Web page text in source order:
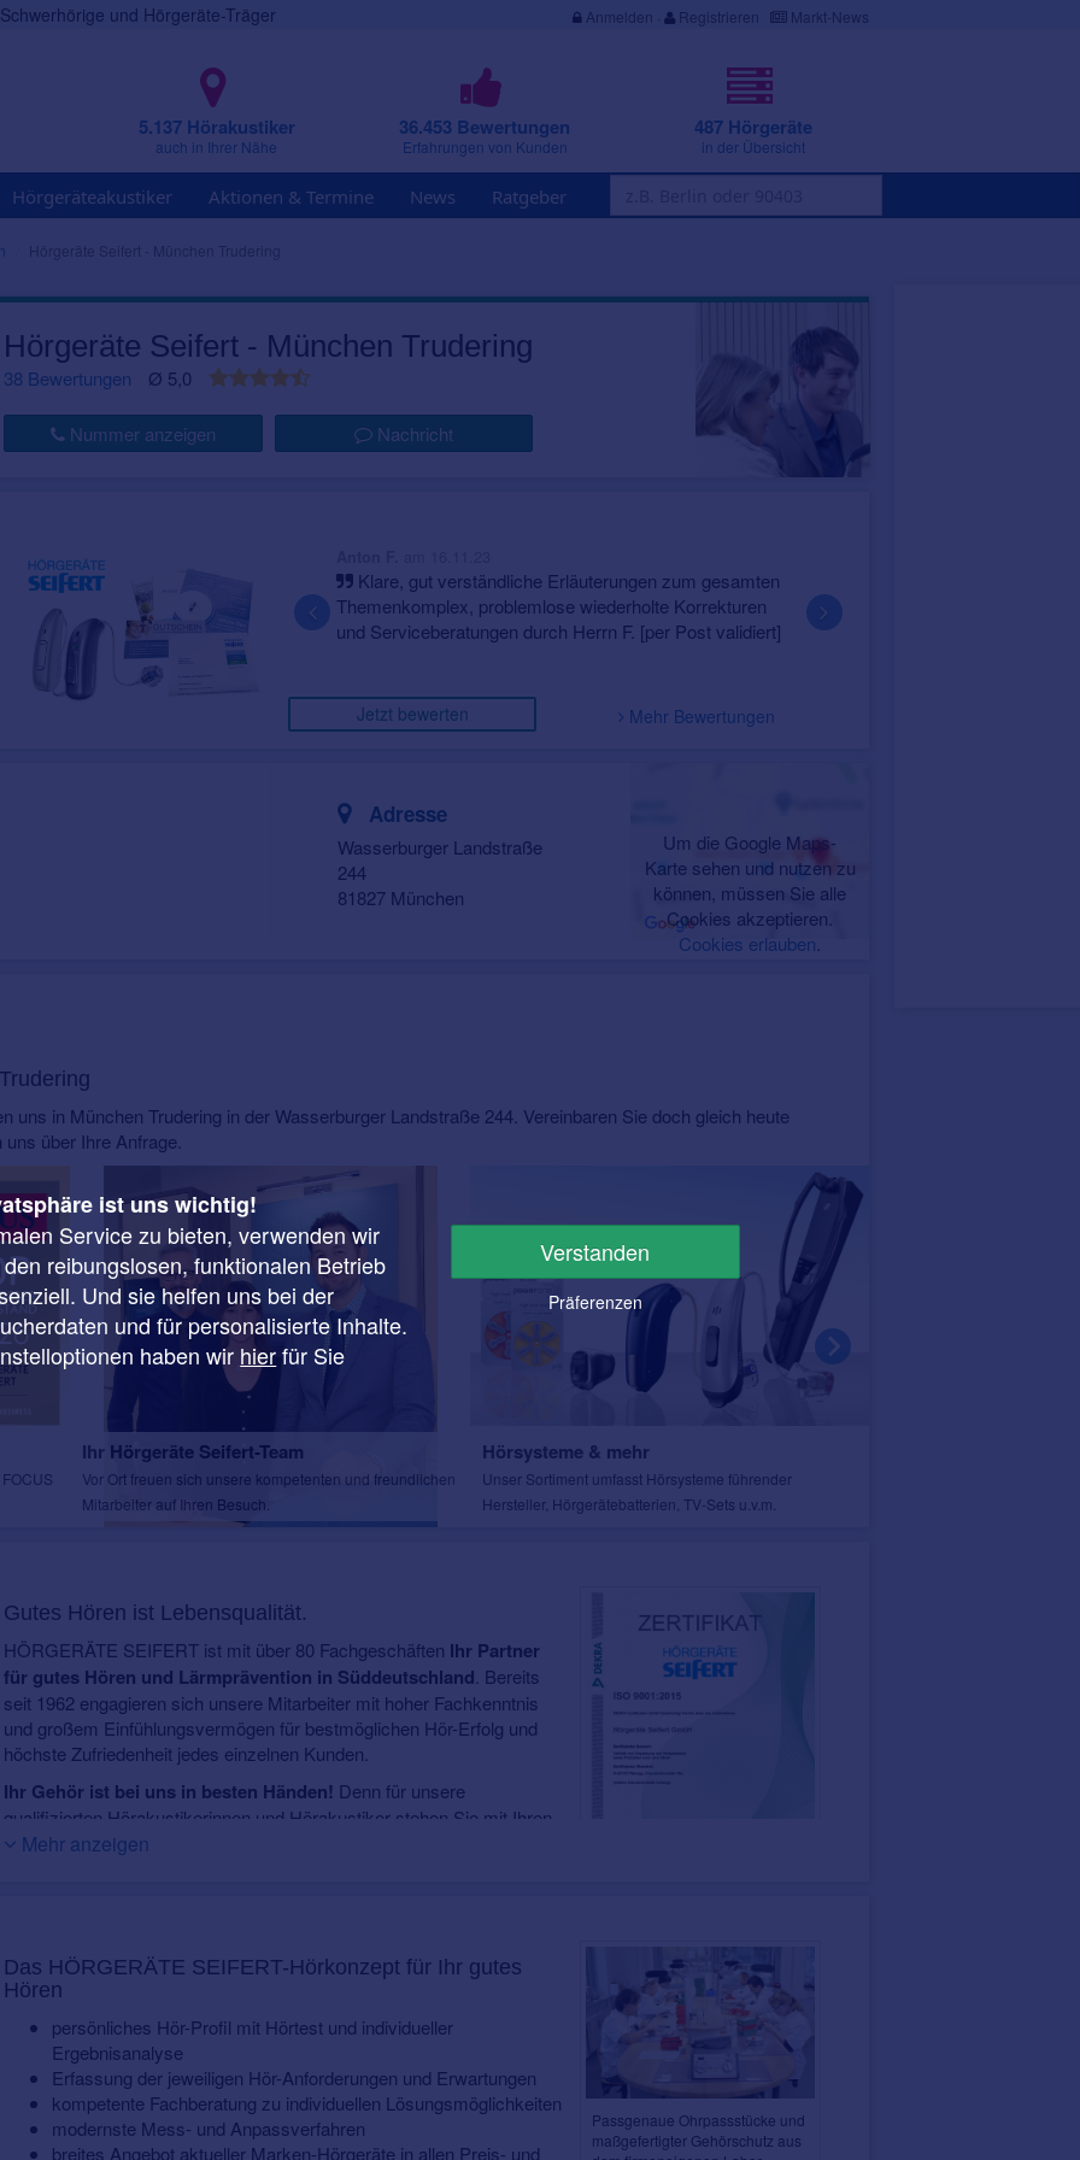
und Hörgeräte-Träger Anmelden · Registrieren Markt-News
5.137 Hörakustiker
auch in Ihrer Nähe
36.453 Bewertungen
Erfahrungen von Kunden
487 Hörgeräte
in der Übersicht
Hörgeräteakustiker Aktionen & Termine News Ratgeber
Hörgeräte Seifert - München Trudering
Hörgeräte Seifert - München Trudering
38 Bewertungen Ø 5,0
Nummer anzeigen Nachricht
Klare, gut verständliche Erläuterungen zum gesamten
Themenkomplex, problemlose wiederholte Korrekturen
und Serviceberatungen durch Herrn F. [per Post validiert]
Ich bin schon sehr lange Kundin in diesem
und stelle immer wieder fest, wie angenehm,
kompetent und persönlich man in dieser Filiale
Jetzt bewerten Mehr Bewertungen
Adresse
Wasserburger Landstraße
244
81827 München
Um die Google Maps-
Karte sehen und nutzen zu
können, müssen Sie alle
Cookies akzeptieren.
Cookies erlauben
uns in München Trudering in der Wasserburger Landstraße 244. Vereinbaren Sie doch gleich heute
über Ihre Anfrage.
Ihr Hörgeräte Seifert-Team
Vor Ort freuen sich unsere kompetenten und freundlichen
Mitarbeiter auf Ihren Besuch.
Hörsysteme & mehr
Unser Sortiment umfasst Hörsysteme führender
Hersteller, Hörgerätebatterien, TV-Sets u.v.m.
Gutes Hören ist Lebensqualität.
HÖRGERÄTE SEIFERT ist mit über 80 Fachgeschäften Ihr Partner
für gutes Hören und Lärmprävention in Süddeutschland . Bereits
seit 1962 engagieren sich unsere Mitarbeiter mit hoher Fachkenntnis
und großem Einfühlungsvermögen für bestmöglichen Hör-Erfolg und
höchste Zufriedenheit jedes einzelnen Kunden.
Ihr Gehör ist bei uns in besten Händen! Denn für unsere
qualifizierten Hörakustikerinnen und Hörakustiker stehen Sie mit Ihren
ganz persönlichen Wünsche und Anforderungen immer im Mittelpunkt.
Ein besonders großes und modernes Angebot mit den führenden
Marken-Herstellern ermöglicht dies fürjeden individuellen Hörbedarf
Unserfirmeninternes Labor und eine eigene Werkstatt
geben Ihnen die Gewissheit einer
professionellen und für Sie maßgeschneiderten Ausführung sowie zuverlässiger Reparaturen ohne
unnötigen Zeitverlust.
Mehr anzeigen
Passgenaue Ohrpassstücke und
maßgefertigter Gehörschutz aus
Das HÖRGERÄTE SEIFERT-Hörkonzept für Ihr gutes
Hören
persönliches Hör-Profil mit Hörtest und individueller
Ergebnisanalyse
Erfassung der jeweiligen Hör-Anforderungen und Erwartungen
kompetente Fachberatung zu individuellen Lösungsmöglichkeiten
modernste Mess- und Anpassverfahren
breites Angebot aktueller Marken-Hörgeräte in allen Preis- und
ist uns wichtig!
Service zu bieten, verwenden wir
reibungslosen, funktionalen Betrieb
Und sie helfen uns bei der
und für personalisierte Inhalte.
haben wir hierfür Sie
Verstanden
Präferenzen